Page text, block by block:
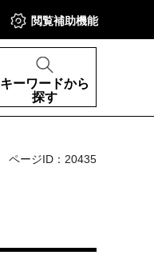
閲覧補助機能
キーワードから
探す
ページID：20435